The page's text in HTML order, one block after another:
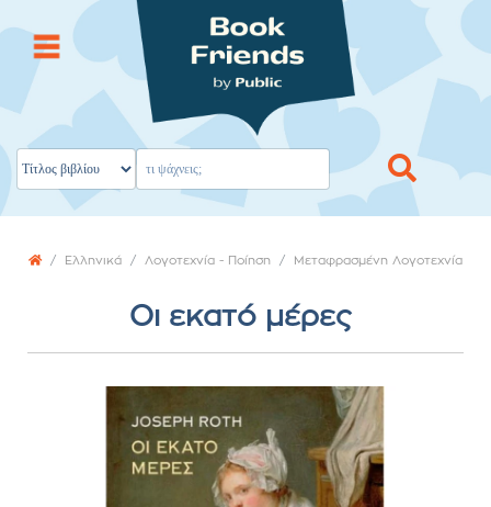
Ελληνικά Λογοτεχνία - Ποίηση Μεταφρασμένη Λογοτεχνία
Οι εκατό μέρες